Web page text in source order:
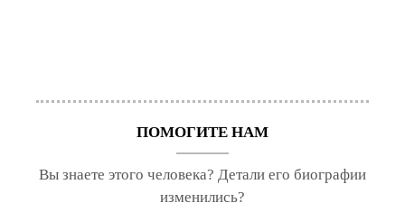
ПОМОГИТЕ НАМ
Вы знаете этого человека? Детали его биографии
изменились?